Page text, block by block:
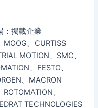
：掲載企業
MOOG、CURTISS
MOTION、SMC、
、FESTO、
、MACRON
、
TECHNOLOGIES